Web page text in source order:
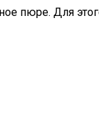
пюре. Для